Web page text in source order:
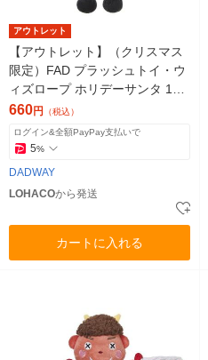
アウトレット
【アウトレット】（クリスマス
限定）FAD プラッシュトイ・ウ
ィズロープ ホリデーサンタ 1個
ダッドウェイペット 犬用 おも
ちゃ
660円 （税込）
ログイン&全額PayPay支払いで
5%
DADWAY
LOHACOから発送
カートに入れる